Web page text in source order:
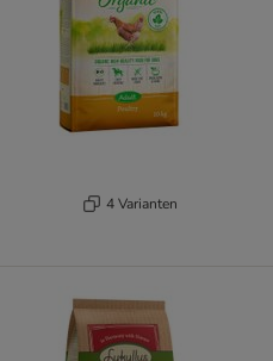
4 Varianten